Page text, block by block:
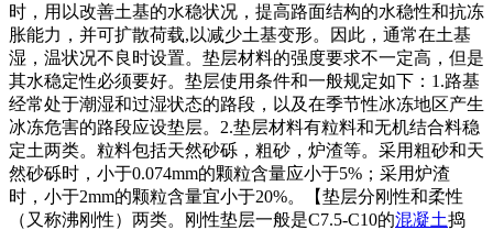
时，用以改善土基的水稳状况，提高路面结构的水稳性和抗冻
胀能力，并可扩散荷载,以减少土基变形。因此，通常在土基
湿，温状况不良时设置。垫层材料的强度要求不一定高，但是
其水稳定性必须要好。垫层使用条件和一般规定如下：1.路基
经常处于潮湿和过湿状态的路段，以及在季节性冰冻地区产生
冰冻危害的路段应设垫层。2.垫层材料有粒料和无机结合料稳
定土两类。粒料包括天然砂砾，粗砂，炉渣等。采用粗砂和天
然砂砾时，小于0.074mm的颗粒含量应小于5%；采用炉渣
时，小于2mm的颗粒含量宜小于20%。【垫层分刚性和柔性
（又称沸刚性）两类。刚性垫层一般是C7.5-C10的混凝土捣